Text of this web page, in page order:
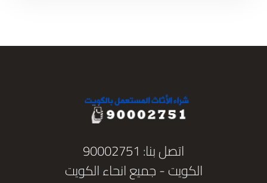
اتصل بنا: 90002751
الكويت - جميع انحاء الكويت